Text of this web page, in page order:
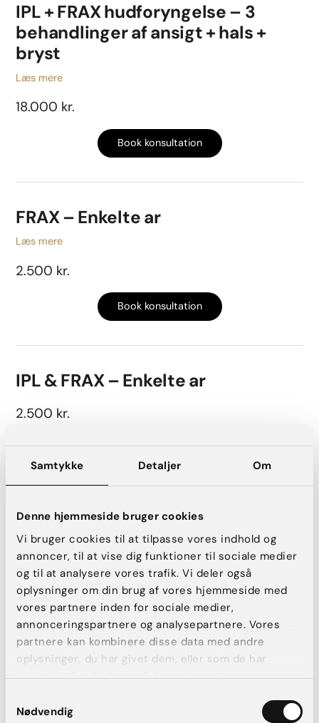
Samtykke Detaljer Om
Denne hjemmeside bruger cookies
Vi bruger cookies til at tilpasse vores indhold og
annoncer, til at vise dig funktioner til sociale medier
og til at analysere vores trafik. Vi deler også
oplysninger om din brug af vores hjemmeside med
vores partnere inden for sociale medier,
annonceringspartnere og analysepartnere. Vores
partnere kan kombinere disse data med andre
oplysninger, du har givet dem, eller som de har
indsamlet fra din brug af deres tjenester.
Nødvendig
IPL + FRAX hudforyngelse – 3
behandlinger af ansigt + hals +
bryst
Læs mere
18.000 kr.
Book konsultation
FRAX – Enkelte ar
Læs mere
2.500 kr.
Book konsultation
IPL & FRAX – Enkelte ar
2.500 kr.
Book konsultation
FRAX – Håndfladestort ar
Læs mere
3.000 kr.
Book konsultation